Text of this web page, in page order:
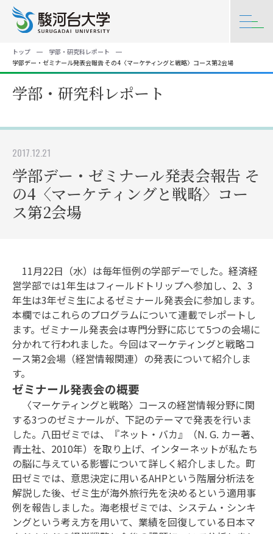
トップ
学部・研究科レポート
学部デー・ゼミナール発表会報告 その4〈マーケティングと戦略〉コース第2会場
学部・研究科レポート
2017.12.21
学部デー・ゼミナール発表会報告 そ
の4〈マーケティングと戦略〉コー
ス第2会場
11月22日（水）は毎年恒例の学部デーでした。経済経
営学部では1年生はフィールドトリップへ参加し、2、3
年生は3年ゼミ生によるゼミナール発表会に参加します。
本欄ではこれらのプログラムについて連載でレポートし
ます。ゼミナール発表会は専門分野に応じて5つの会場に
分かれて行われました。今回はマーケティングと戦略コ
ース第2会場（経営情報関連）の発表について紹介しま
す。
ゼミナール発表会の概要
〈マーケティングと戦略〉コースの経営情報分野に関
する3つのゼミナールが、下記のテーマで発表を行いま
した。八田ゼミでは、『ネット・バカ』（N. G. カー著、
青土社、2010年）を取り上げ、インターネットが私たち
の脳に与えている影響について詳しく紹介しました。町
田ゼミでは、意思決定に用いるAHPという階層分析法を
解説した後、ゼミ生が海外旅行先を決めるという適用事
例を報告しました。海老根ゼミでは、システム・シンキ
ングという考え方を用いて、業績を回復している日本マ